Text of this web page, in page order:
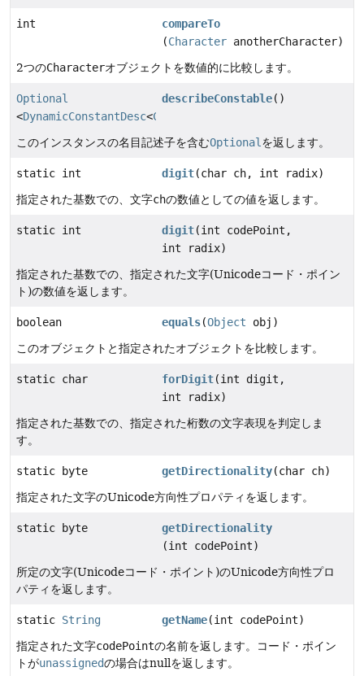
int
compareTo
(Character anotherCharacter)
2つのCharacterオブジェクトを数値的に比較します。
Optional
<DynamicConstantDesc<Character
describeConstable()
このインスタンスの名目記述子を含むOptional を返します。
static int digit(char ch, int radix)
指定された基数での、文字chの数値としての値を返します。
static int digit(int codePoint,
int radix)
指定された基数での、指定された文字(Unicodeコード・ポイン
ト)の数値を返します。
boolean equals(Object obj)
このオブジェクトと指定されたオブジェクトを比較します。
static char forDigit(int digit,
int radix)
指定された基数での、指定された桁数の文字表現を判定しま
す。
static byte getDirectionality(char ch)
指定された文字のUnicode方向性プロパティを返します。
static byte
getDirectionality
(int codePoint)
所定の文字(Unicodeコード・ポイント)のUnicode方向性プロ
パティを返します。
static String getName(int codePoint)
指定された文字codePointの名前を返します。コード・ポイン
トがunassignedの場合はnullを返します。